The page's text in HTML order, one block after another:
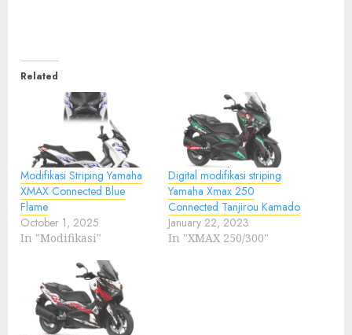
Related
Modifikasi Striping Yamaha
XMAX Connected Blue
Flame
October 1, 2025
In "Modifikasi"
Digital modifikasi striping
Yamaha Xmax 250
Connected Tanjirou Kamado
January 22, 2023
In "XMAX 250/300"